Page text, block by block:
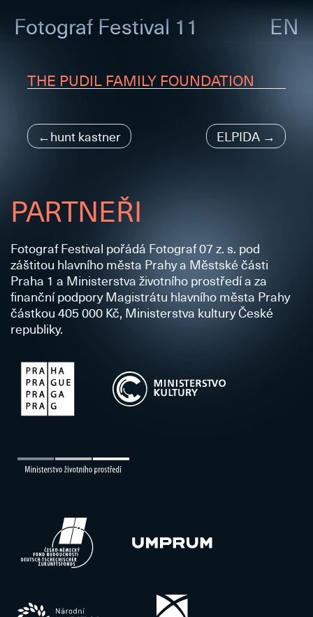
Fotograf Festival 11 EN
THE PUDIL FAMILY FOUNDATION
Navigace
hunt kastner ELPIDA
PARTNEŘI
Fotograf Festival pořádá Fotograf 07 z. s. pod
záštitou hlavního města Prahy a Městské části
Praha 1 a Ministerstva životního prostředí a za
finanční podpory Magistrátu hlavního města Prahy
částkou 405 000 Kč, Ministerstva kultury České
republiky.